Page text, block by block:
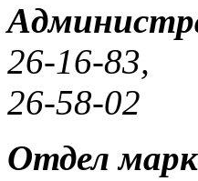
26-16-83,
26-58-02
Отдел